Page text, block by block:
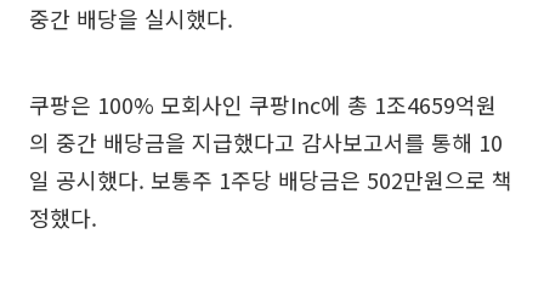
중간 배당을 실시했다.
쿠팡은 100% 모회사인 쿠팡Inc에 총 1조4659억원
의 중간 배당금을 지급했다고 감사보고서를 통해 10
일 공시했다. 보통주 1주당 배당금은 502만원으로 책
정했다.